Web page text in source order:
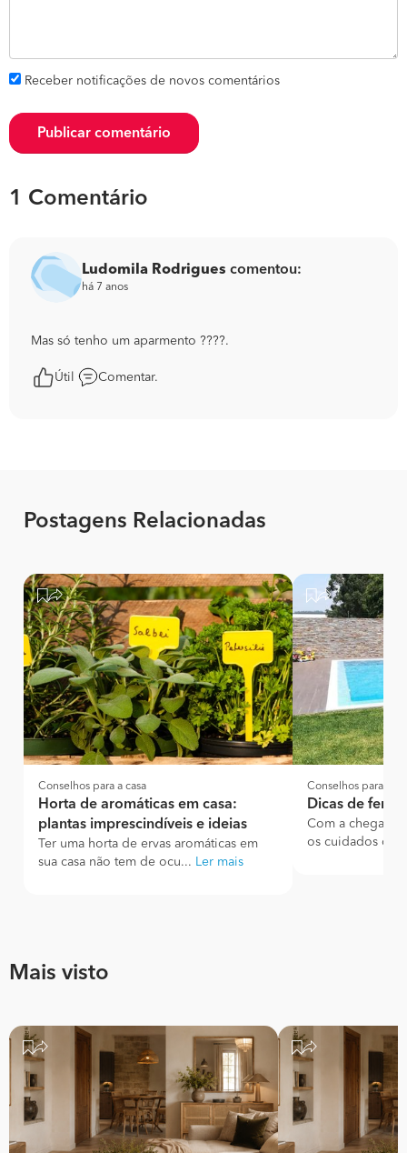
Receber notificações de novos comentários
Publicar comentário
1 Comentário
Ludomila Rodrigues comentou:
há 7 anos
Mas só tenho um aparmento ????.
Útil Comentar.
Postagens Relacionadas
Conselhos para a casa
Horta de aromáticas em casa:
plantas imprescindíveis e ideias
Ter uma horta de ervas aromáticas em
sua casa não tem de ocu... Ler mais
Conselhos para a
Dicas de
Com a chegada
os cuidados
Mais visto